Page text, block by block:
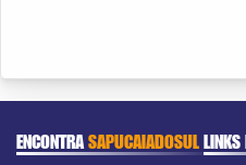
ENCONTRASAPUCAIADOSULLINKS